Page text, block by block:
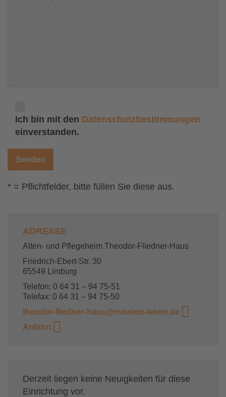
Ich bin mit den Datenschutzbestimmungen
einverstanden.
* = Pflichtfelder, bitte füllen Sie diese aus.
ADRESSE
Alten- und Pflegeheim Theodor-Fliedner-Haus
Friedrich-Ebert-Str. 30
65549 Limburg
Telefon: 0 64 31 – 94 75-51
Telefax: 0 64 31 – 94 75-50
theodor-fliedner-haus@mission-leben.de
Anfahrt
Derzeit liegen keine Neuigkeiten für diese
Einrichtung vor.